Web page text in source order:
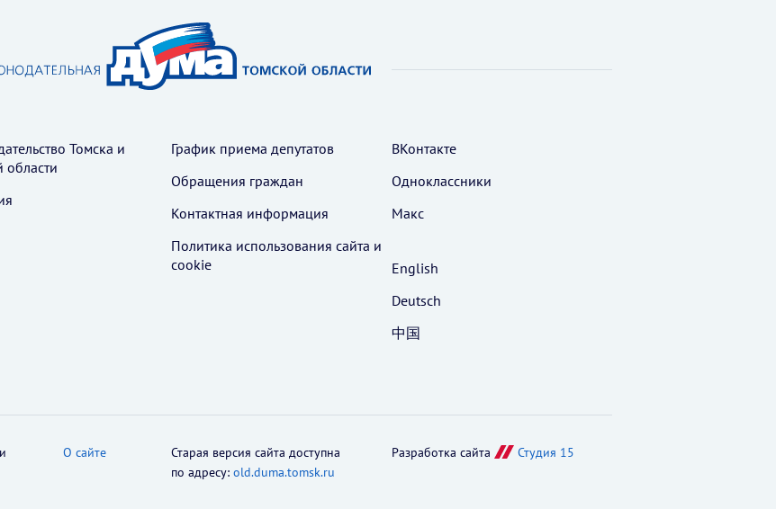
Томска и
области
График приема депутатов
Обращения граждан
Контактная информация
Политика использования cайта и
cookie
ВКонтакте
Одноклассники
Макс
English
Deutsch
中国
О сайте
Старая версия сайта доступна
по адресу: old.duma.tomsk.ru
Разработка сайта Студия 15